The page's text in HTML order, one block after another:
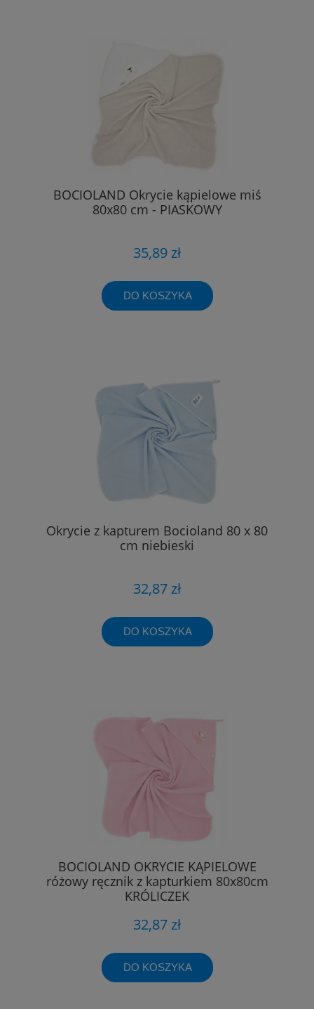
BOCIOLAND Okrycie kąpielowe miś
80x80 cm - PIASKOWY
35,89 zł
DO KOSZYKA
Okrycie z kapturem Bocioland 80 x 80
cm niebieski
32,87 zł
DO KOSZYKA
BOCIOLAND OKRYCIE KĄPIELOWE
różowy ręcznik z kapturkiem 80x80cm
KRÓLICZEK
32,87 zł
DO KOSZYKA